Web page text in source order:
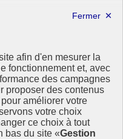
afin d'en mesurer la
fonctionnement et, avec
des campagnes
proposer des contenus
améliorer votre
votre choix
ce choix à tout
bas du site «Gestion
concernant l’Agenda
Il valorise la mobilisation de